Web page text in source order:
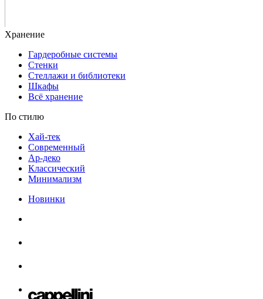
Гардеробные системы
Стенки
Стеллажи и библиотеки
Шкафы